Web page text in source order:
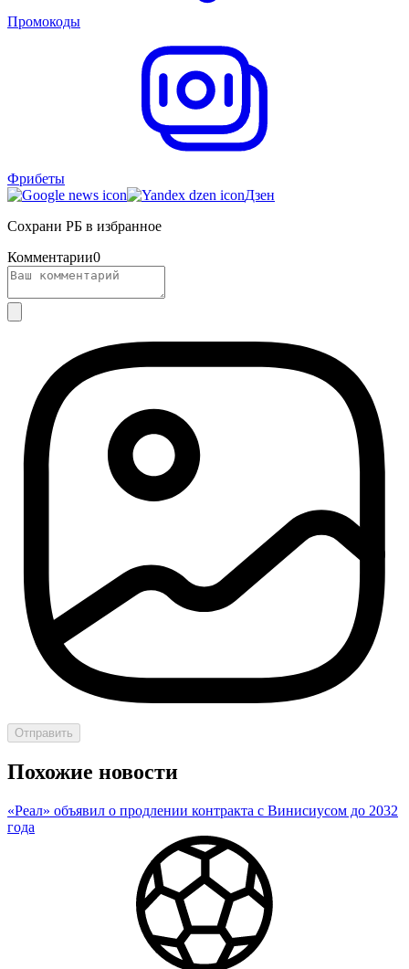
Промокоды
Фрибеты
Дзен
Сохрани РБ в избранное
Комментарии0
Отправить
Похожие новости
«Реал» объявил о продлении контракта с Винисиусом до 2032
года